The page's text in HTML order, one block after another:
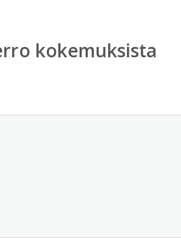
kokemuksista